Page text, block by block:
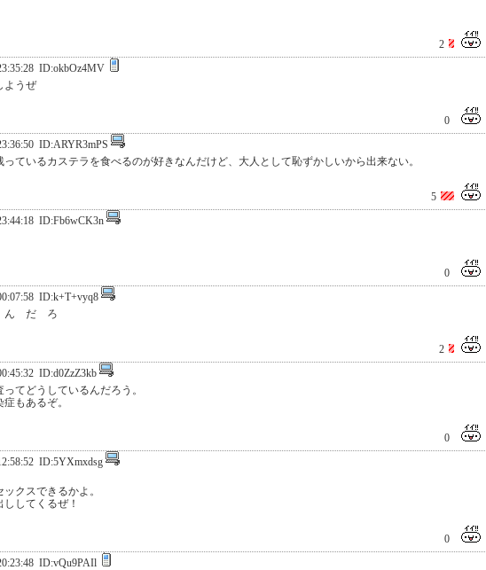
2
ID:okbOz4MV
ようぜ
0
ID:ARYR3mPS
ているカステラを食べるのが好きなんだけど、大人として恥ずかしいから出来ない。
5
ID:Fb6wCK3n
0
ID:k+T+vyq8
だ ろ
2
ID:d0ZzZ3kb
てどうしているんだろう。
もあるぞ。
0
ID:5YXmxdsg
クスできるかよ。
してくるぜ！
0
ID:vQu9PAIl